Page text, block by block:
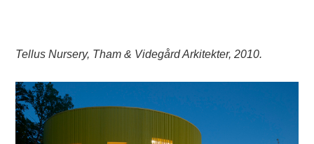
Tellus Nursery, Tham & Videgård Arkitekter, 2010.